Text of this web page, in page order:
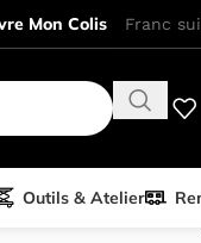
Mon Colis
Outils & Atelier